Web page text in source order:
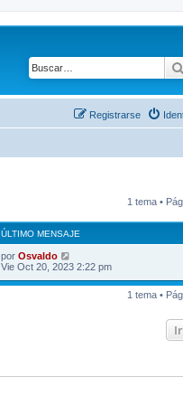
Registrarse
1 tema •
ÚLTIMO MENSAJE
por Osvaldo
Vie Oct 20, 2023 2:22 pm
1 tema •